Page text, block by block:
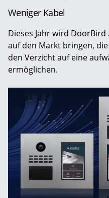
Weniger Kabel
Dieses Jahr wird
auf den Markt bringen,
den Verzicht auf eine
ermöglichen.